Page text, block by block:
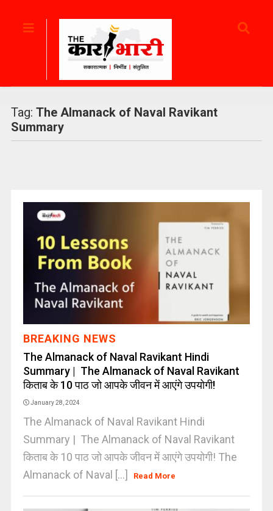
Tag: The Almanack of Naval Ravikant
Summary
BREAKING NEWS
The Almanack of Naval Ravikant Hindi
Summary | The Almanack of Naval Ravikant
किताब के 10 पाठ जो आपके जीवन में आएंगे उपयोगी!
January 28, 2024
The Almanack of Naval Ravikant Hindi
Summary | The Almanack of Naval Ravikant
किताब के 10 पाठ जो आपके जीवन में आएंगे उपयोगी! The
Almanack of Naval [...]
Read More